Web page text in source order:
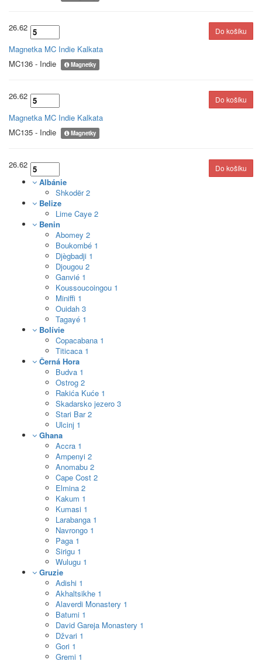
26.62
Magnetka MC Indie Kalkata
MC136 - Indie
Magnetky
26.62
Magnetka MC Indie Kalkata
MC135 - Indie
Magnetky
26.62
Albánie
Shkodër2
Belize
Lime Caye 2
Benin
Abomey 2
Boukombé 1
Djègbadji 1
Djougou 2
Ganvié 1
Koussoucoingou 1
Miniffi 1
Ouidah 3
Tagayé 1
Bolívie
Copacabana 1
Titicaca 1
Černá Hora
Budva 1
Ostrog 2
Rakića Kuće 1
Skadarsko jezero 3
Stari Bar2
Ulcinj 1
Ghana
Accra 1
Ampenyi 2
Anomabu 2
Cape Cost 2
Elmina 2
Kakum 1
Kumasi 1
Larabanga 1
Navrongo 1
Paga 1
Sirigu 1
Wulugu 1
Gruzie
Adishi 1
Akhaltsikhe 1
Alaverdi Monastery 1
Batumi 1
David Gareja Monastery 1
Džvari 1
Gori 1
Gremi 1